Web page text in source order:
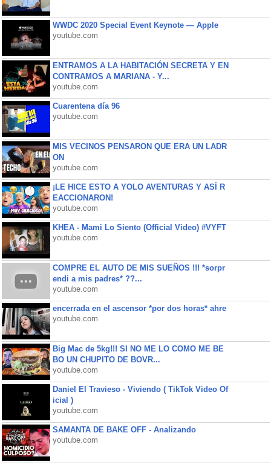
WWDC 2020 Special Event Keynote — Apple
youtube.com
ENTRAMOS A LA HABITACIÓN SECRETA Y EN
CONTRAMOS A MARIANA - Y...
youtube.com
Cuarentena día 96
youtube.com
MIS VECINOS PENSARON QUE ERA UN LADR
ON
youtube.com
¡LE HICE ESTO A YOLO AVENTURAS Y ASÍ R
EACCIONARON!
youtube.com
KHEA - Mami Lo Siento (Official Video) #VYFT
youtube.com
COMPRE EL AUTO DE MIS SUEÑOS !!! *sorpr
endi a mis padres* ??...
youtube.com
encerrada en el ascensor *por dos horas* ahre
youtube.com
Big Mac de 5kg!!! SI NO ME LO COMO ME BE
BO UN CHUPITO DE BOVR...
youtube.com
Daniel El Travieso - Viviendo ( TikTok Video Of
icial )
youtube.com
SAMANTA DE BAKE OFF - Analizando
youtube.com